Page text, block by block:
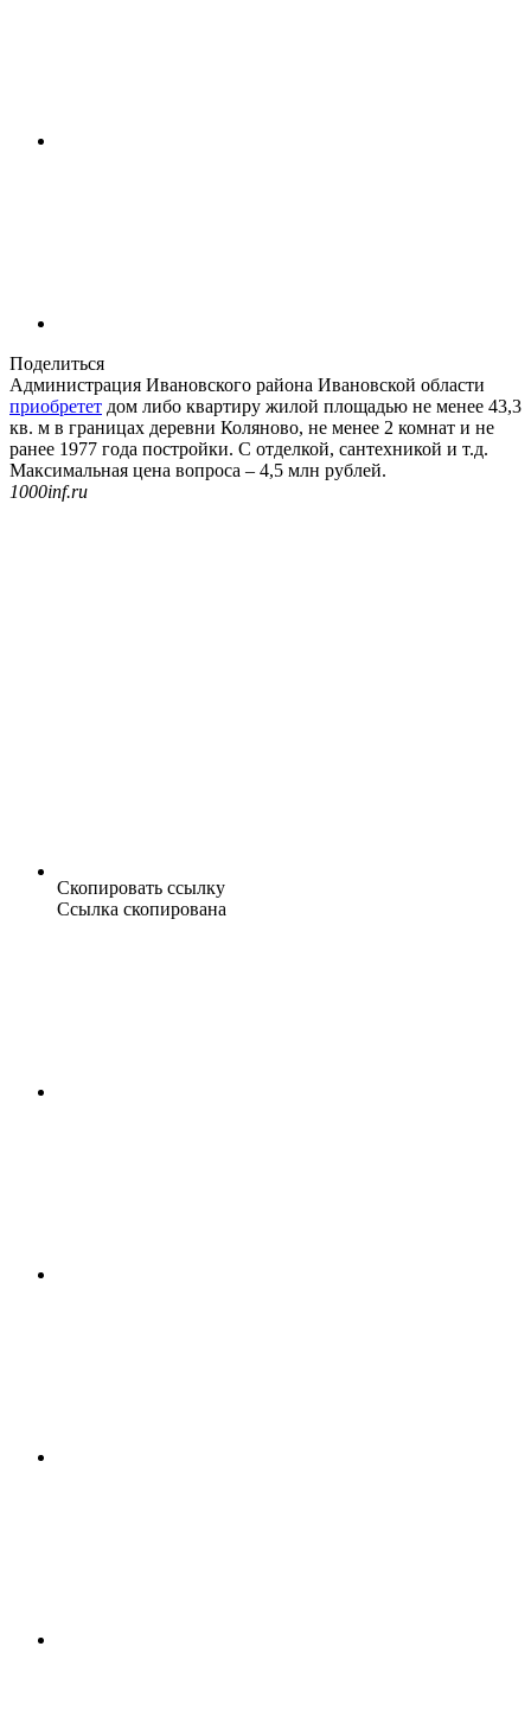
Поделиться
Администрация Ивановского района Ивановской области
приобретет дом либо квартиру жилой площадью не менее 43,3
кв. м в границах деревни Коляново, не менее 2 комнат и не
ранее 1977 года постройки. С отделкой, сантехникой и т.д.
Максимальная цена вопроса – 4,5 млн рублей.
1000inf.ru
Скопировать ссылку
Ссылка скопирована